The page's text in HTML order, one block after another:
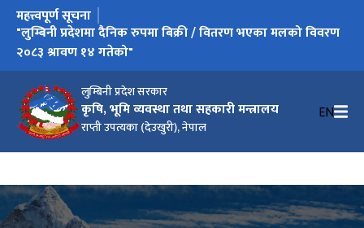
लुम्बिनी प्रदेश सरकार
कृषि, भूमि व्यवस्था तथा सहकारी मन्त्रालय
राप्ती उपत्यका (देउखुरी), नेपाल
EN
महत्त्वपूर्ण सूचना
"लुम्बिनी प्रदेशमा दैनिक रुपमा बिक्री / वितरण भएका मलको विवरण
२०८३ श्रावण १४ गतेको"